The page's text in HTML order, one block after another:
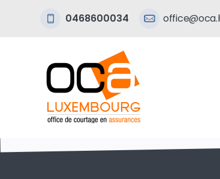
0468600034